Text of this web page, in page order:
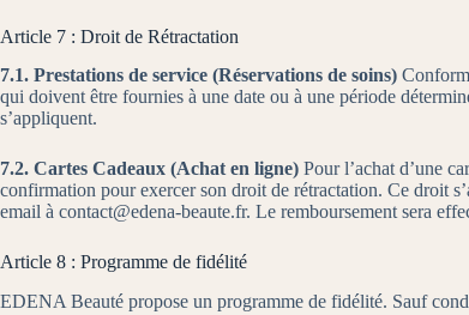
Article 7 : Droit de Rétractation
7.1. Prestations de service (Réservations de soins)
qui doivent être fournies à une date ou à une période
s’appliquent.
7.2. Cartes Cadeaux (Achat en ligne) Pour l’achat d’une
confirmation pour exercer son droit de rétractation. Ce droit
email à contact@edena-beaute.fr. Le remboursement sera
Article 8 : Programme de fidélité
EDENA Beauté propose un programme de fidélité. Sauf